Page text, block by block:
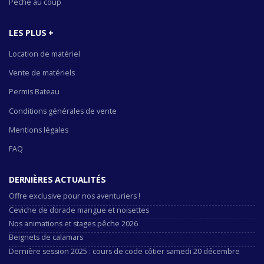
Pêche au coup
LES PLUS +
Location de matériel
Vente de matériels
Permis Bateau
Conditions générales de vente
Mentions légales
FAQ
DERNIÈRES ACTUALITÉS
Offre exclusive pour nos aventuriers !
Ceviche de dorade mangue et noisettes
Nos animations et stages pêche 2026
Beignets de calamars
Dernière session 2025 : cours de code côtier samedi 20 décembre